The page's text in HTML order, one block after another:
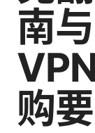
南
购